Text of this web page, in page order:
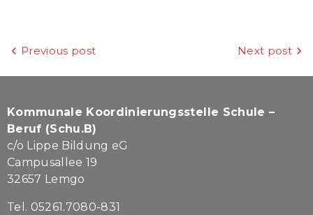
Beitragsnavigation
Previous post Next post
Kommunale Koordinierungsstelle Schule –
Beruf (Schu.B)
c/o Lippe Bildung eG
Campusallee 19
32657 Lemgo
Tel. 05261.7080-831